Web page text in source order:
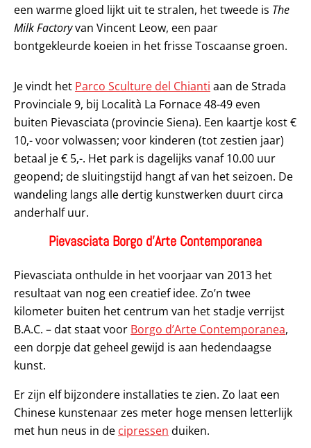
een warme gloed lijkt uit te stralen, het tweede is The
Milk Factoryvan Vincent Leow, een paar
bontgekleurde koeien in het frisse Toscaanse groen.
Je vindt het Parco Sculture del Chianti aan de Strada
Provinciale 9, bij Località La Fornace 48-49 even
buiten Pievasciata (provincie Siena). Een kaartje kost €
10,- voor volwassen; voor kinderen (tot zestien jaar)
betaal je € 5,-. Het park is dagelijks vanaf 10.00 uur
geopend; de sluitingstijd hangt af van het seizoen. De
wandeling langs alle dertig kunstwerken duurt circa
anderhalf uur.
Pievasciata Borgo d’Arte Contemporanea
Pievasciata onthulde in het voorjaar van 2013 het
resultaat van nog een creatief idee. Zo’n twee
kilometer buiten het centrum van het stadje verrijst
B.A.C. – dat staat voor Borgo d’Arte Contemporanea,
een dorpje dat geheel gewijd is aan hedendaagse
kunst.
Er zijn elf bijzondere installaties te zien. Zo laat een
Chinese kunstenaar zes meter hoge mensen letterlijk
met hun neus in de cipressen duiken.